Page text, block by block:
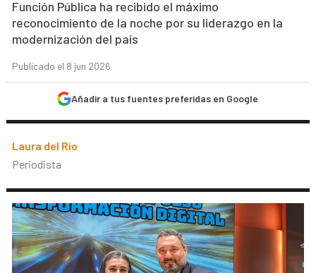
Función Pública ha recibido el máximo
reconocimiento de la noche por su liderazgo en la
modernización del país
Publicado el 8 jun 2026
Añadir a tus fuentes preferidas en Google
Laura del Río
Periodista